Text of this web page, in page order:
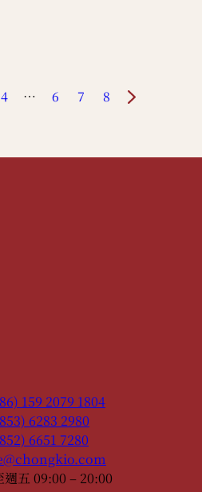
4 … 6 7 8
159 2079 1804
6283 2980
6651 7280
週五 09:00 – 20:00